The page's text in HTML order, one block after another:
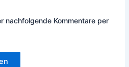
nachfolgende Kommentare per